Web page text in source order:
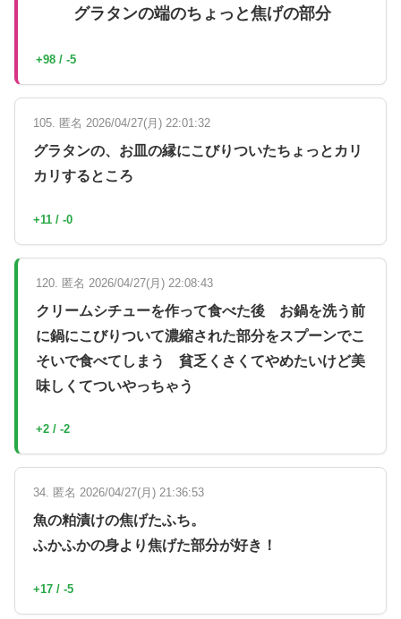
グラタンの端のちょっと焦げの部分
+98 / -5
105. 匿名 2026/04/27(月) 22:01:32
グラタンの、お皿の縁にこびりついたちょっとカリ
カリするところ
+11 / -0
120. 匿名 2026/04/27(月) 22:08:43
クリームシチューを作って食べた後 お鍋を洗う前
に鍋にこびりついて濃縮された部分をスプーンでこ
そいで食べてしまう 貧乏くさくてやめたいけど美
味しくてついやっちゃう
+2 / -2
34. 匿名 2026/04/27(月) 21:36:53
魚の粕漬けの焦げたふち。
ふかふかの身より焦げた部分が好き！
+17 / -5